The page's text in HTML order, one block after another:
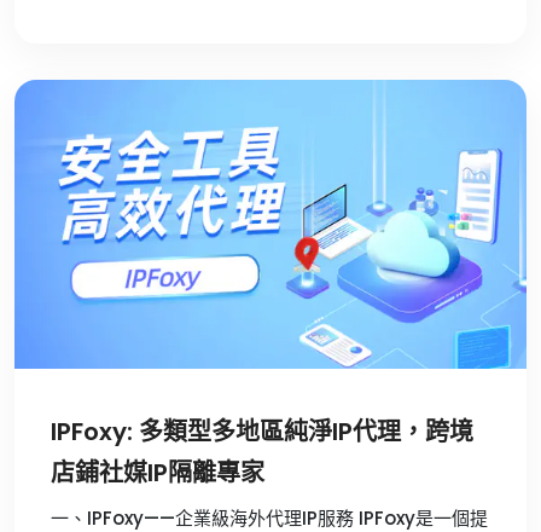
IPFoxy: 多類型多地區純淨IP代理，跨境
店鋪社媒IP隔離專家
一、IPFoxy——企業級海外代理IP服務 IPFoxy是一個提